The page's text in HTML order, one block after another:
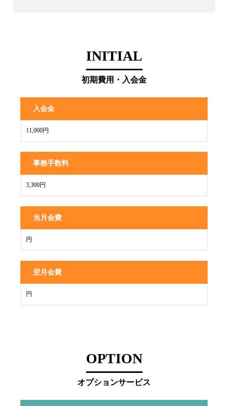
INITIAL
初期費用・入会金
入会金
11,000円
事務手数料
3,300円
当月会費
円
翌月会費
円
OPTION
オプションサービス